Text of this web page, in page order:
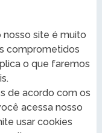
site é muito
comprometidos
o que faremos
de acordo com os
acessa nosso
usar cookies